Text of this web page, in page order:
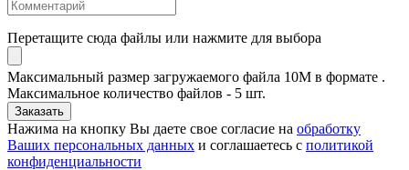
Перетащите сюда файлы или нажмите для выбора
Максимальный размер загружаемого файла 10M в формате .
Максимальное количество файлов - 5 шт.
Заказать
Нажима на кнопку Вы даете свое согласие на обработку
Ваших персональных данных и соглашаетесь с политикой
конфиденциальности